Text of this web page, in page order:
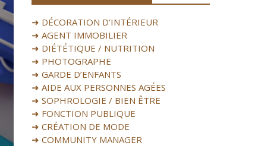
➜ DÉCORATION D’INTÉRIEUR
➜ AGENT IMMOBILIER
➜ DIÉTÉTIQUE / NUTRITION
➜ PHOTOGRAPHE
➜ GARDE D’ENFANTS
➜ AIDE AUX PERSONNES AGÉES
➜ SOPHROLOGIE / BIEN ÊTRE
➜ FONCTION PUBLIQUE
➜ CRÉATION DE MODE
➜ COMMUNITY MANAGER